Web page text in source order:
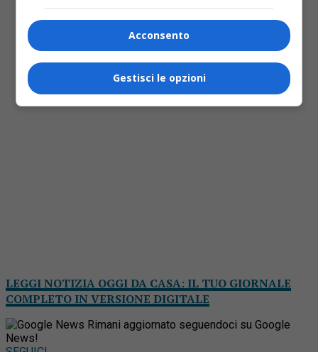
LEGGI NOTIZIA OGGI DA CASA: IL TUO GIORNALE
COMPLETO IN VERSIONE DIGITALE
Rimani aggiornato seguendoci su Google
News!
Acconsento
Gestisci le opzioni